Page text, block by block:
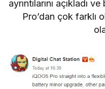
ayrıntılarını açıkladı
Pro’dan çok farklı